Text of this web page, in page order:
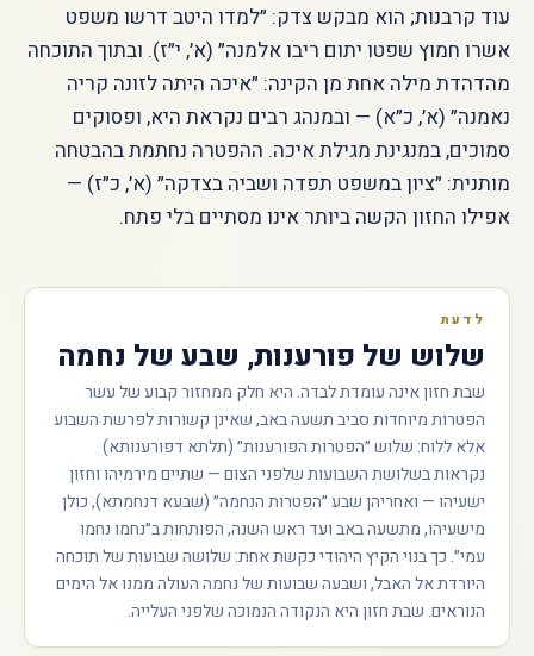
עוד קרבנות; הוא מבקש צדק: ״למדו היטב דרשו משפט
אשרו חמוץ שפטו יתום ריבו אלמנה״ (א׳, י״ז). ובתוך התוכחה
מהדהדת מילה אחת מן הקינה: ״איכה היתה לזונה קריה
נאמנה״ (א׳, כ״א) — ובמנהג רבים נקראת היא, ופסוקים
סמוכים, במנגינת מגילת איכה. ההפטרה נחתמת בהבטחה
מותנית: ״ציון במשפט תפדה ושביה בצדקה״ (א׳, כ״ז) —
אפילו החזון הקשה ביותר אינו מסתיים בלי פתח.
לדעת
שלוש של פורענות, שבע של נחמה
שבת חזון אינה עומדת לבדה. היא חלק ממחזור קבוע של עשר
הפטרות מיוחדות סביב תשעה באב, שאינן קשורות לפרשת השבוע
אלא ללוח: שלוש ״הפטרות הפורענות״ (תלתא דפורענותא)
נקראות בשלושת השבועות שלפני הצום — שתיים מירמיהו וחזון
ישעיהו — ואחריהן שבע ״הפטרות הנחמה״ (שבעא דנחמתא), כולן
מישעיהו, מתשעה באב ועד ראש השנה, הפותחות ב״נחמו נחמו
עמי״. כך בנוי הקיץ היהודי כקשת אחת: שלושה שבועות של תוכחה
היורדת אל האבל, ושבעה שבועות של נחמה העולה ממנו אל הימים
הנוראים. שבת חזון היא הנקודה הנמוכה שלפני העלייה.